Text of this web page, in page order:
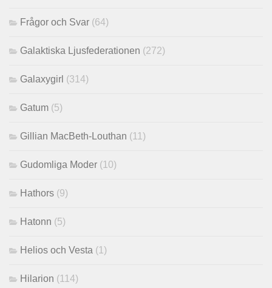
Frågor och Svar (64)
Galaktiska Ljusfederationen (272)
Galaxygirl (314)
Gatum (5)
Gillian MacBeth-Louthan (11)
Gudomliga Moder (10)
Hathors (9)
Hatonn (5)
Helios och Vesta (1)
Hilarion (114)